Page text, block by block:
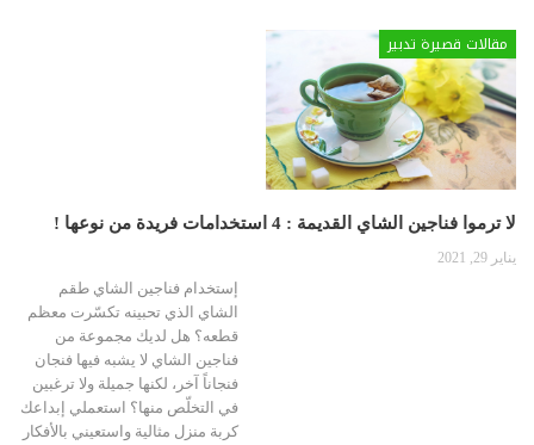
مقالات قصيرة تدبير
لا ترموا فناجين الشاي القديمة : 4 استخدامات فريدة من نوعها !
يناير 29, 2021
إستخدام فناجين الشاي طقم
الشاي الذي تحبينه تكسّرت معظم
قطعه؟ هل لديك مجموعة من
فناجين الشاي لا يشبه فيها فنجان
فنجاناً آخر، لكنها جميلة ولا ترغبين
في التخلّص منها؟ استعملي إبداعك
كربة منزل مثالية واستعيني بالأفكار